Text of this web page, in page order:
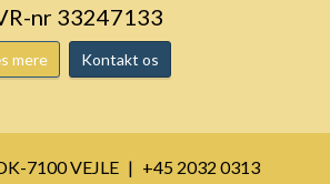
nr 33247133
mere Kontakt os
7100 VEJLE
+45 2032 0313